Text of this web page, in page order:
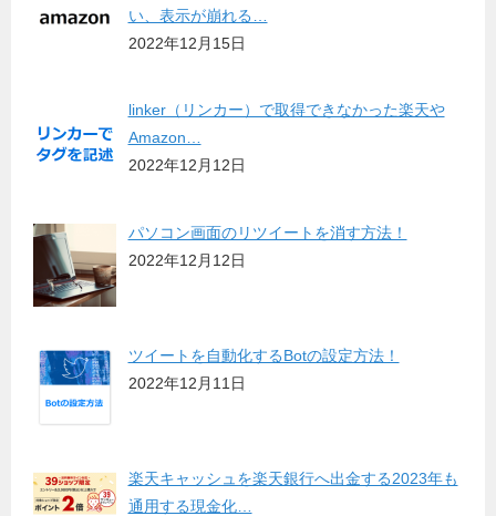
い、表示が崩れる…
2022年12月15日
linker（リンカー）で取得できなかった楽天や
Amazon…
2022年12月12日
パソコン画面のリツイートを消す方法！
2022年12月12日
ツイートを自動化するBotの設定方法！
2022年12月11日
楽天キャッシュを楽天銀行へ出金する2023年も
通用する現金化…